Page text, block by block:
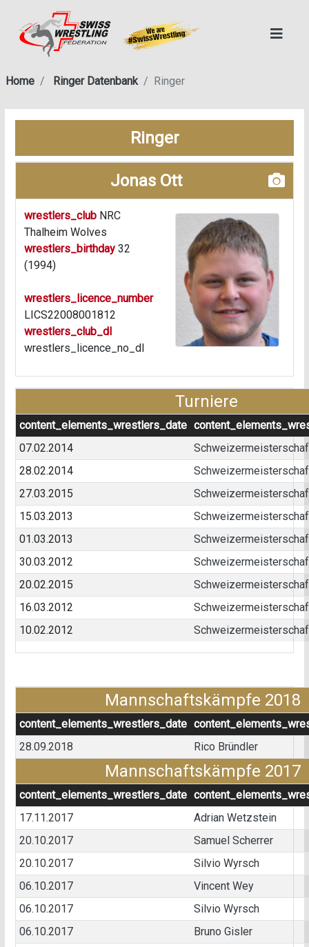
Home Ringer Datenbank Ringer
Ringer
Jonas Ott
wrestlers_club NRC
Thalheim Wolves
wrestlers_birthday 32
(1994)
wrestlers_licence_number
LICS22008001812
wrestlers_club_dl
wrestlers_licence_no_dl
Turniere
content_elements_wrestlers_date
07.02.2014
28.02.2014
27.03.2015
15.03.2013
01.03.2013
30.03.2012
20.02.2015
16.03.2012
10.02.2012
Mannschaftskämpfe 2018
content_elements_wrestlers_date
28.09.2018
Rico Bründler
Mannschaftskämpfe 2017
content_elements_wrestlers_date
17.11.2017
Adrian Wetzstein
20.10.2017
Samuel Scherrer
20.10.2017
Silvio Wyrsch
06.10.2017
Vincent Wey
06.10.2017
Silvio Wyrsch
06.10.2017
Bruno Gisler